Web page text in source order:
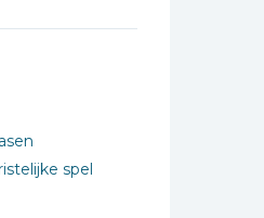
spel